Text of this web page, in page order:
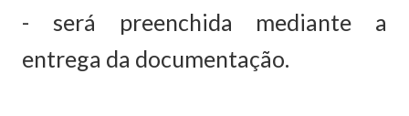
- será preenchida mediante a
entrega da documentação.